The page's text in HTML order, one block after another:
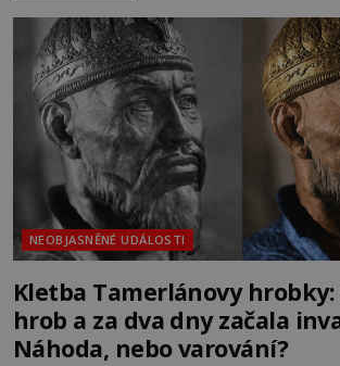
mezi vůdce protihusitského boje.
skutečně jistou
NEOBJASNĚNÉ UDÁLOSTI
Kletba Tamerlánovy
hrob a za dva dny začala
Náhoda, nebo varování?